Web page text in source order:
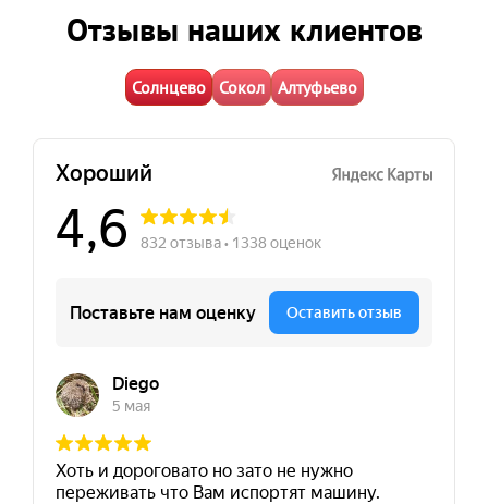
Отзывы наших клиентов
Солнцево Сокол Алтуфьево